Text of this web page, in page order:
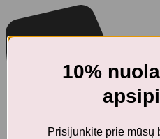
10%
Prisijunkite prie mūsų